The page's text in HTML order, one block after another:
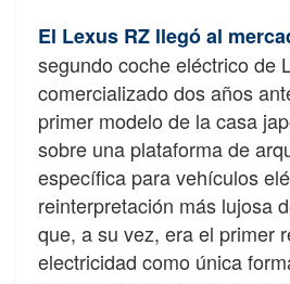
El Lexus RZ llegó al
segundo coche eléctrico de
comercializado dos años
primer modelo de la casa
sobre una plataforma de
específica para vehículos
reinterpretación más lujosa
que, a su vez, era el primer
electricidad como única